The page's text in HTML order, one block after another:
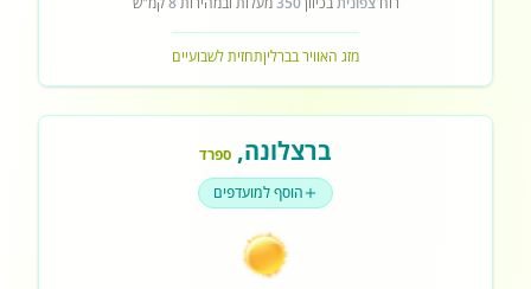
מזג האוויר בברליןתחזית לשבועיים
ברצלונה, ספרד
הוסף למועדפים